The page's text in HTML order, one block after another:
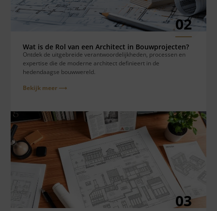
02
Wat is de Rol van een Architect in Bouwprojecten?
Ontdek de uitgebreide verantwoordelijkheden, processen en
expertise die de moderne architect definieert in de
hedendaagse bouwwereld.
Bekijk meer ⟶
03